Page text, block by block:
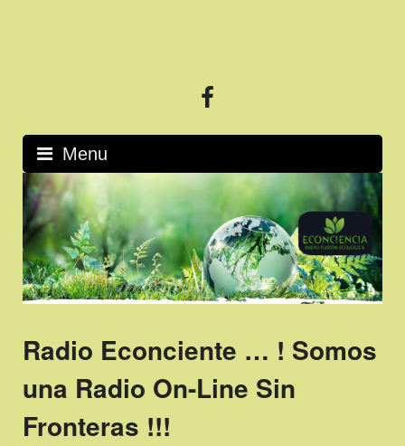
Ecología,
Música
Menu
Radio Econciente … ! Somos
una Radio On-Line Sin
Fronteras !!!